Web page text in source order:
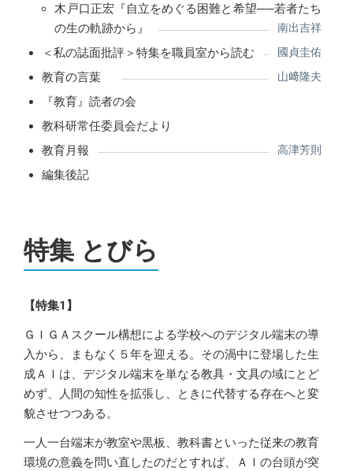
木戸口正宏『自立をめぐる困難と希望──若者たち
の生の軌跡から』
南出吉祥
＜私の誌面批評＞特集を職員室から読む 國貞圭佑
教育の言葉 山﨑隆夫
『教育』読者の会
教科研常任委員会だより
教育月報
高津芳則
編集後記
特集 とびら
【特集1】
ＧＩＧＡスクール構想による学校へのデジタル端末の導
入から、まもなく５年を迎える。その渦中に登場した生
成ＡＩは、デジタル端末を単なる教具・文具の域にとど
めず、人間の知性を拡張し、ときに代替する存在へと変
貌させつつある。
一人一台端末が教室や黒板、教科書といった従来の教育
環境の意義を問い直したのだとすれば、ＡＩの台頭が突